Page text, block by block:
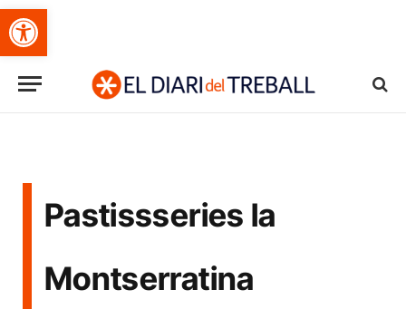
Obre la barra d'eines
Pastissseries la
Montserratina